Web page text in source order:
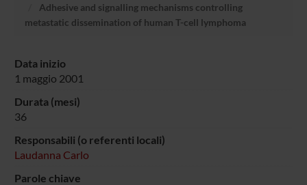
Adhesive and signalling mechanisms controlling
metastatic dissemination of human T-cell lymphoma
Data inizio
1 maggio 2001
Durata (mesi)
36
Responsabili (o referenti locali)
Laudanna Carlo
Parole chiave